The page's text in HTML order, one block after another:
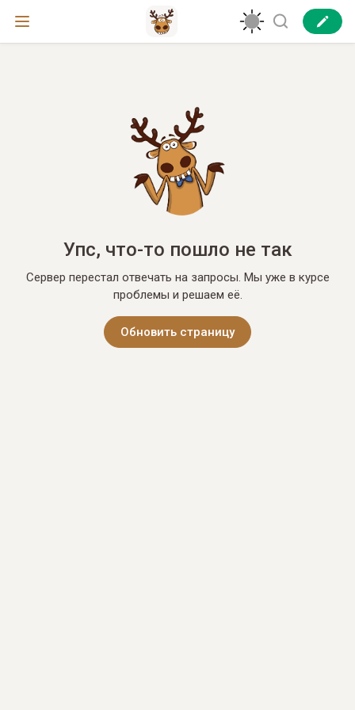
Упс, что-то пошло не так
Сервер перестал отвечать на запросы. Мы уже в курсе
проблемы и решаем её.
Обновить страницу